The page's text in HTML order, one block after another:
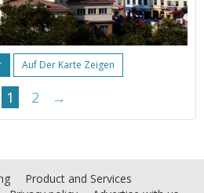
Auf Der Karte Zeigen
1 2 →
Product and Services